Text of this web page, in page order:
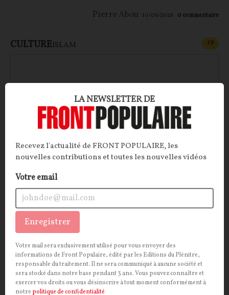
Pierre Abou 10/06/2026 0 commentaire
CULTUREISLAM FP
Fascination islamophile
Sujet délicat, l’islam ? Pas pour Ferghane Azihari qui
s’insurge contre la soumission des élites françaises à
une religion qu’il considère en porte à faux avec les
principes républicains et les valeurs portées par la
modernité libérale.
Ferghane Azihari
10/06/2026 1commentaire
LA NEWSLETTER DE
Recevez l'actualité de FRONT POPULAIRE, les
nouvelles contributions et toutes les nouvelles vidéos
Votre email
Enregistrer
Votre mail sera exclusivement utilisé pour vous envoyer des
informations de Front Populaire, édité par les Editions du Plénitre,
responsable du traitement. Il ne sera communiqué à aucune société et
sera stocké dans notre base pendant 3 ans. Vous pouvez connaître et
exercer vos droits ou vous désinscrire à tout moment conformément à
notre politique de confidentialité